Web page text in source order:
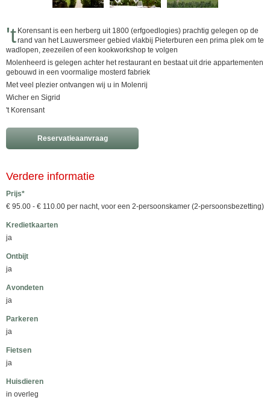
't Korensant is een herberg uit 1800 (erfgoedlogies) prachtig gelegen op de
rand van het Lauwersmeer gebied vlakbij Pieterburen een prima plek om te
wadlopen, zeezeilen of een kookworkshop te volgen
Molenheerd is gelegen achter het restaurant en bestaat uit drie appartementen
gebouwd in een voormalige mosterd fabriek
Met veel plezier ontvangen wij u in Molenrij
Wicher en Sigrid
't Korensant
Reservatieaanvraag
Verdere informatie
Prijs*
€ 95.00 - € 110.00 per nacht, voor een 2-persoonskamer (2-persoonsbezetting)
Kredietkaarten
ja
Ontbijt
ja
Avondeten
ja
Parkeren
ja
Fietsen
ja
Huisdieren
in overleg